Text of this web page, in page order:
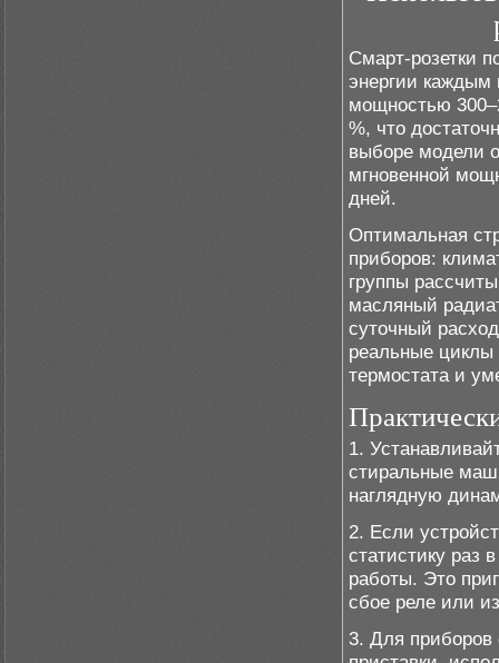
Смарт-розетки
энергии
мощностью
%, что
выборе модели
мгновенной
дней.
Оптимальная
приборов:
группы
масляный
суточный
реальные циклы
термостата и
1.
стиральные
наглядную
2. Если
статистику раз
работы. Это
сбое реле или
3. Для приборов